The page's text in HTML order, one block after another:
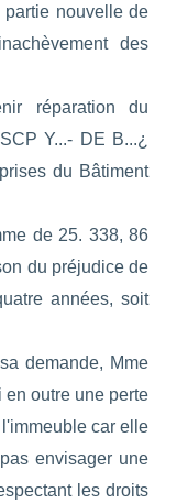
nouvelle de
des
réparation du
Y...- DE B...¿
du Bâtiment
de 25. 338, 86
du préjudice de
années, soit
demande, Mme
en outre une perte
car elle
envisager une
les droits